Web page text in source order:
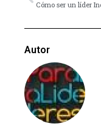
Autor